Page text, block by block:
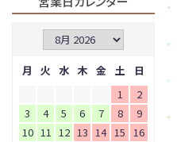
月 火 水 木 金 土
日
1
2
3
4 5 6 7 8
9
10 11 12 13 14 15
16